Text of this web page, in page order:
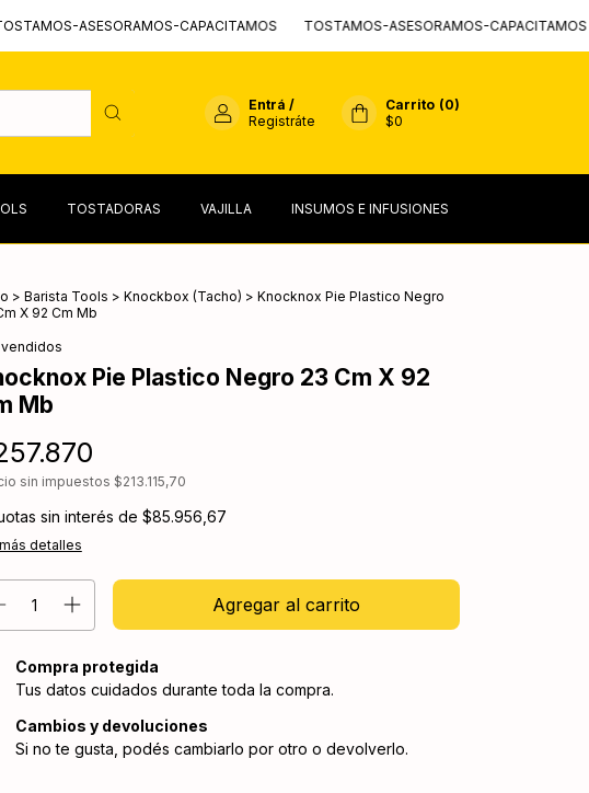
CAPACITAMOS TOSTAMOS-ASESORAMOS-CAPACITAMOS
Entrá /
Registráte
Carrito (0)
$0
TOSTADORAS VAJILLA INSUMOS E INFUSIONES
> Barista Tools > Knockbox (Tacho) > Knocknox Pie Plastico Negro
X 92 Cm Mb
vendidos
Pie Plastico Negro 23 Cm X 92
Mb
sin impuestos $213.115,70
sin interés de $85.956,67
detalles
Compra protegida
Tus datos cuidados durante toda la compra.
Cambios y devoluciones
Si no te gusta, podés cambiarlo por otro o devolverlo.